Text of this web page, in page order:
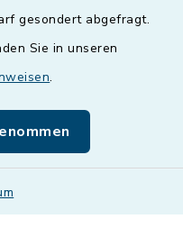
gesondert abgefragt.
Sie in unseren
.